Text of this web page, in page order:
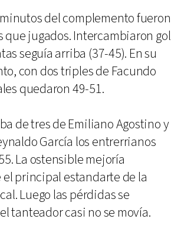
del complemento fueron
que jugados. Intercambiaron gol
seguía arriba (37-45). En su
con dos triples de Facundo
quedaron 49-51.
de tres de Emiliano Agostino y
Garcí­a los entrerrianos
La ostensible mejorí­a
principal estandarte de la
Luego las pérdidas se
tanteador casi no se moví­a.